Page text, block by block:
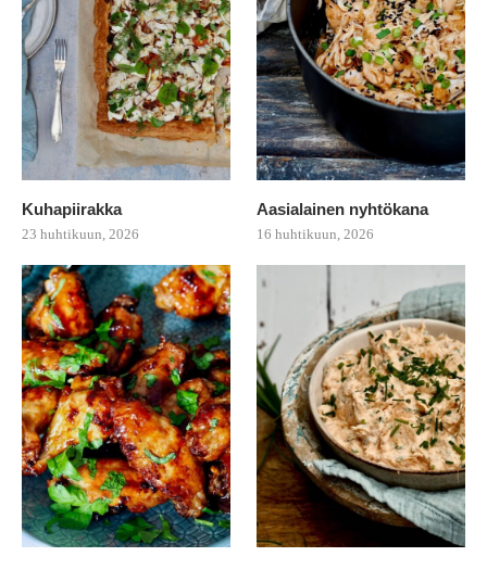
Kuhapiirakka
23 huhtikuun, 2026
Aasialainen nyhtökana
16 huhtikuun, 2026